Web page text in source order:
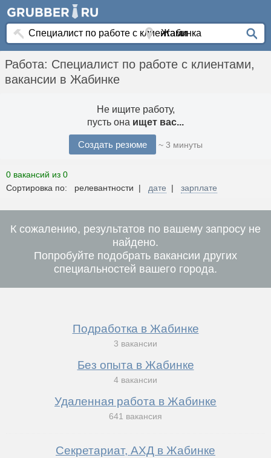
Работа: Специалист по работе с клиентами,
вакансии в Жабинке
Не ищите работу,
пусть она ищет вас...
Создать резюме ~ 3 минуты
0 вакансий из 0
Сортировка по: релевантности | дате | зарплате
К сожалению, результатов по вашему запросу не
найдено.
Попробуйте подобрать вакансии других
специальностей вашего города.
Подработка в Жабинке
3 вакансии
Без опыта в Жабинке
4 вакансии
Удаленная работа в Жабинке
641 вакансия
Секретариат, АХД в Жабинке